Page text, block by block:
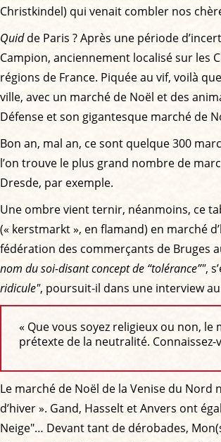
Christkindel) qui venait combler nos
Quidde Paris ? Après une période
Campion, anciennement localisé sur les
régions de France. Piquée au vif, voilà
ville, avec un marché de Noël et des
Défense et son gigantesque marché de
Bon an, mal an, ce sont quelque 300
l’on trouve le plus grand nombre de
Dresde, par exemple.
Une ombre vient ternir, néanmoins, ce
(« kerstmarkt », en flamand) en marché
fédération des commerçants de Bruges
nom du soi-disant concept de “tolérance”",
ridicule", poursuit-il dans une interview
« Que vous soyez religieux ou non,
prétexte de la neutralité.
Le marché de Noël de la Venise du
d’hiver ». Gand, Hasselt et Anvers ont
Neige"… Devant tant de dérobades,